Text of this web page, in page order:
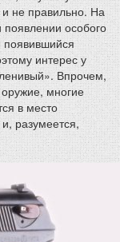
и не правильно. На
особого
появившийся
интерес у
Впрочем,
оружие, многие
в место
разумеется,